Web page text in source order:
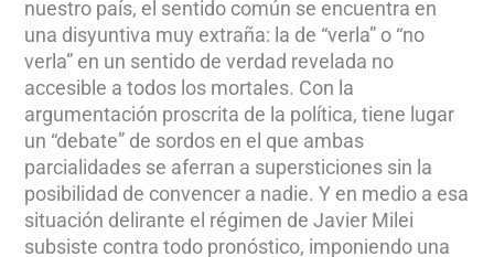
nuestro país, el sentido común se encuentra en
una disyuntiva muy extraña: la de “verla” o “no
verla” en un sentido de verdad revelada no
accesible a todos los mortales. Con la
argumentación proscrita de la política, tiene lugar
un “debate” de sordos en el que ambas
parcialidades se aferran a supersticiones sin la
posibilidad de convencer a nadie. Y en medio a esa
situación delirante el régimen de Javier Milei
subsiste contra todo pronóstico, imponiendo una